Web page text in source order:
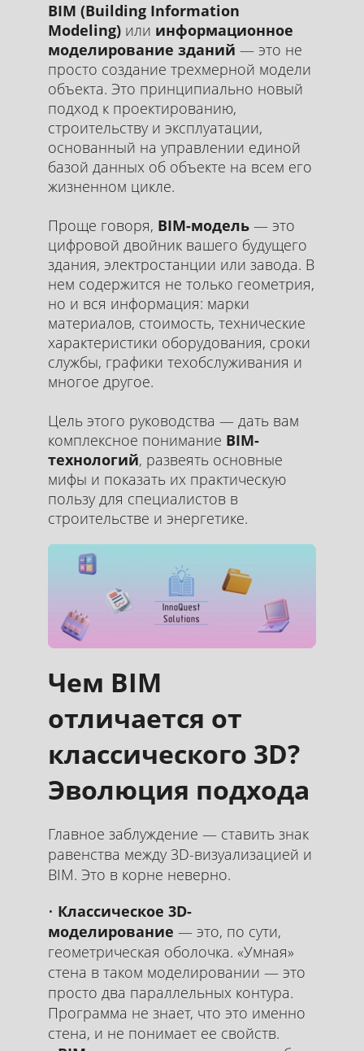
BIM (Building Information
Modeling) или информационное
моделирование зданий — это не
просто создание трехмерной модели
объекта. Это принципиально новый
подход к проектированию,
строительству и эксплуатации,
основанный на управлении единой
базой данных об объекте на всем его
жизненном цикле.
Проще говоря, BIM-модель — это
цифровой двойник вашего будущего
здания, электростанции или завода. В
нем содержится не только геометрия,
но и вся информация: марки
материалов, стоимость, технические
характеристики оборудования, сроки
службы, графики техобслуживания и
многое другое.
Цель этого руководства — дать вам
комплексное понимание BIM-
технологий, развеять основные
мифы и показать их практическую
пользу для специалистов в
строительстве и энергетике.
Чем BIM
отличается от
классического 3D?
Эволюция подхода
Главное заблуждение — ставить знак
равенства между 3D-визуализацией и
BIM. Это в корне неверно.
Классическое 3D-
моделирование — это, по сути,
геометрическая оболочка. «Умная»
стена в таком моделировании — это
просто два параллельных контура.
Программа не знает, что это именно
стена, и не понимает ее свойств.